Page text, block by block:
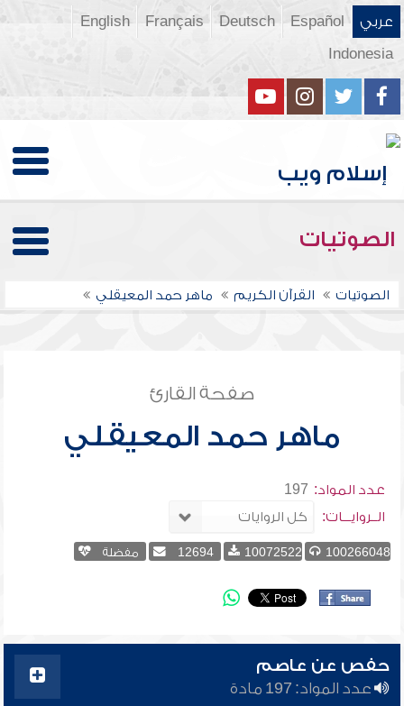
عربي Español
Deutsch
Français
English
Indonesia
الصوتيات
الصوتيات القرآن الكريم ماهر حمد المعيقلي
صفحة القارئ
ماهر حمد المعيقلي
عدد المواد: 197
الــروايـــات:
100266048
10072522
12694 مفضلة
حفص عن عاصم
عدد المواد: 197 مادة